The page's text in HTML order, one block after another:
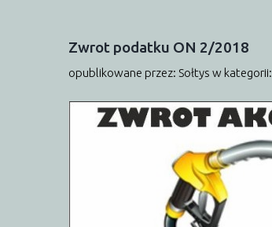
Zwrot podatku ON 2/2018
opublikowane przez: Sołtys w kategorii: